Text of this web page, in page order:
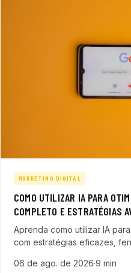
MARKETING DIGITAL
COMO UTILIZAR IA PARA
COMPLETO E ESTRATÉGIAS
Aprenda como utilizar IA
com estratégias eficazes,
leads.
06 de ago. de 2026·9 min